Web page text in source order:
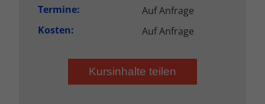
Termine:
Auf Anfrage
Kosten:
Auf Anfrage
Kursinhalte teilen